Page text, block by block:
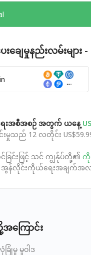
းချေမှုနည်းလမ်းများ -
ရေးအစီအစဉ် အတွက် ယနေ့
းမှုသည် 12 လတိုင်း
ြင်းဖြင့် သင် ကျွန်ုပ်တို့၏ ကို
အွန်လိုင်းကိုယ်ရေးအချက်အ
ကြောင်း
ြုံမှု မူဝါဒ